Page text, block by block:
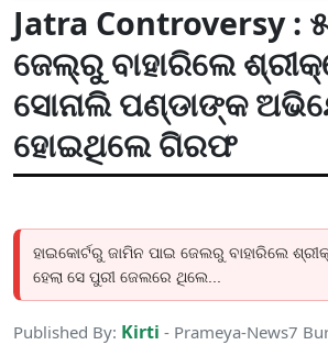
Jatra Controversy :
ଜେଲ୍‌ରୁ ବାହାରିଲେ
ସୋନାଲି ପଣ୍ଡାଙ୍କ
ହୋଇଥିଲେ ଗିରଫ
ହାଇକୋର୍ଟରୁ ଜାମିନ ପାଇ ଜେଲରୁ ବାହାରିଲେ
ହେଲା ସେ ପୁରୀ ଜେଲରେ ଥିଲେ...
Published By: Kirti - Prameya-News7